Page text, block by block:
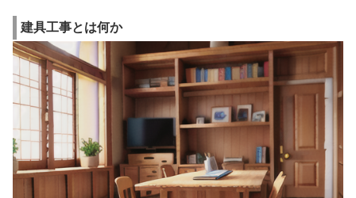
建具工事とは何か